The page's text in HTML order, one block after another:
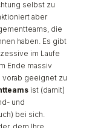
Zudem gibt
von Kollegen, die
kompetent
Mein Rat für
in den
angehen
ihren Kollegen
Haltung und
frühzeitig
und